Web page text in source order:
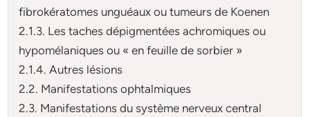
fibrokératomes unguéaux ou tumeurs de Koenen
2.1.3. Les taches dépigmentées achromiques ou
hypomélaniques ou « en feuille de sorbier »
2.1.4. Autres lésions
2.2. Manifestations ophtalmiques
2.3. Manifestations du système nerveux central